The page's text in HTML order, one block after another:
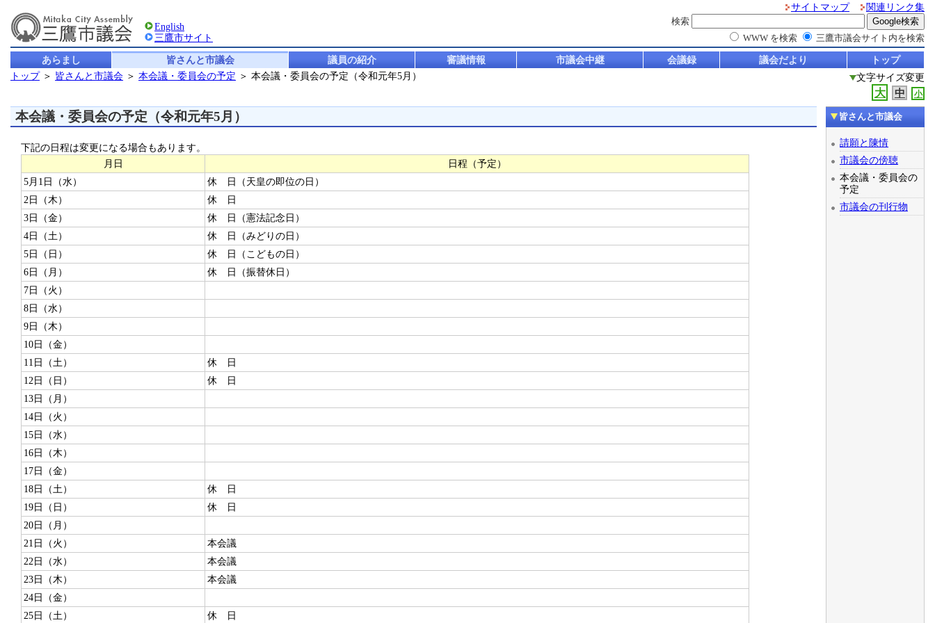
English
三鷹市サイト
サイトマップ
関連リンク集
検索
WWW を検索
三鷹市議会サイト内を検索
あらまし 皆さんと市議会 議員の紹介 審議情報 市議会中継 会議録 議会だより
トップ
トップ＞ 皆さんと市議会 ＞ 本会議・委員会の予定 ＞ 本会議・委員会の予定（令和元年5月） 文字サイズ変更
大 中 小
本会議・委員会の予定（令和元年5月）
下記の日程は変更になる場合もあります。
月日
日程（予定）
5月1日（水）
休 日（天皇の即位の日）
2日（木）
休 日
3日（金）
休 日（憲法記念日）
4日（土）
休 日（みどりの日）
5日（日）
休 日（こどもの日）
6日（月）
休 日（振替休日）
7日（火）
8日（水）
9日（木）
10日（金）
11日（土）
休 日
12日（日）
休 日
13日（月）
14日（火）
15日（水）
16日（木）
17日（金）
18日（土）
休 日
19日（日）
休 日
20日（月）
21日（火）
本会議
22日（水）
本会議
23日（木）
本会議
24日（金）
25日（土）
休 日
皆さんと市議会
請願と陳情
市議会の傍聴
本会議・委員会の
予定
市議会の刊行物